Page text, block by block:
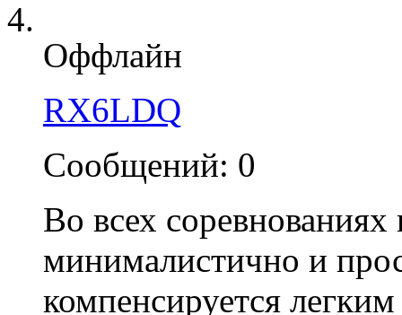
Оффлайн
RX6LDQ
Сообщений: 0
Во всех
минималистично и
компенсируется